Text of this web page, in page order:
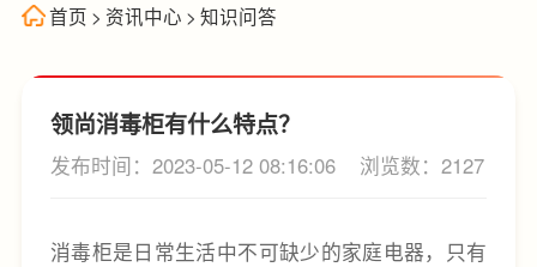
首页 > 资讯中心 > 知识问答
领尚消毒柜有什么特点？
发布时间：2023-05-12 08:16:06 浏览数：2127
消毒柜是日常生活中不可缺少的家庭电器，只有